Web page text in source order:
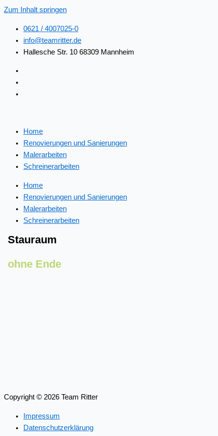
Zum Inhalt springen
0621 / 4007025-0
info@teamritter.de
Hallesche Str. 10 68309 Mannheim
Home
Renovierungen und Sanierungen
Malerarbeiten
Schreinerarbeiten
Home
Renovierungen und Sanierungen
Malerarbeiten
Schreinerarbeiten
Stauraum
ohne Ende
Copyright © 2026 Team Ritter
Impressum
Datenschutzerklärung